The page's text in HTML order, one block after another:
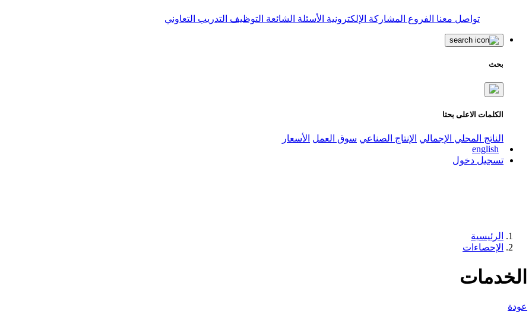
تواصل معنا الفروع المشاركة الإلكترونية الأسئلة الشائعة التوظيف التدريب التعاوني
بحث
الكلمات الاعلى بحثا
الناتج المحلي الإجمالي الإنتاج الصناعي سوق العمل الأسعار
english
تسجيل دخول
الرئيسية
الإحصاءات
الخدمات
عودة